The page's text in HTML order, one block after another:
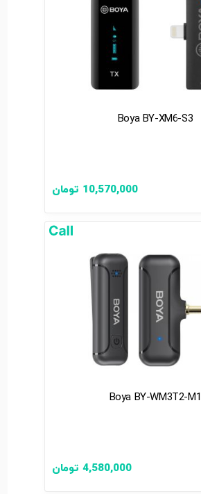
Boya BY-XM6-S3
10,570,000 تومان
Boya BY-WM3T2-M1
4,580,000 تومان